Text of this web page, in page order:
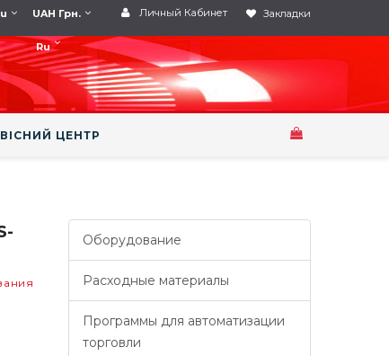
Закладки
Личный Кабинет
UAH Грн.
Ru
ЦЕНТР
Оборудование
Расходные материалы
Программы для автоматизации
торговли